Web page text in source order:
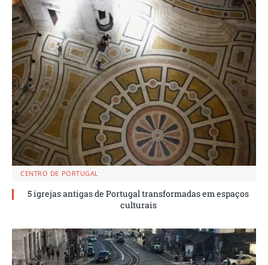
CENTRO DE PORTUGAL
5 igrejas antigas de Portugal transformadas em espaços
culturais